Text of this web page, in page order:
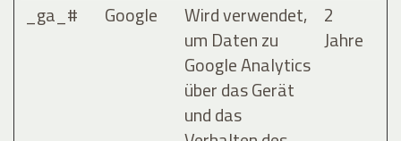
_ga_#
Google
Wird verwendet,
um Daten zu
Google Analytics
über das Gerät
und das
2
Jahre